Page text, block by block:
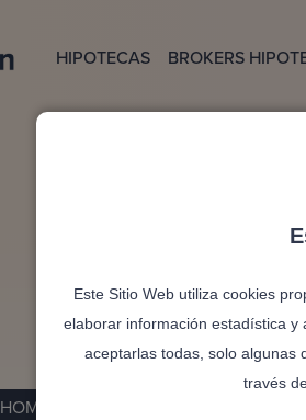
Este Sitio Web utiliza cookies
elaborar información estadística y
aceptarlas todas, solo algunas
través
HIPOTECAS BROKERS
HOME.NOT_FOUND.BTTN1